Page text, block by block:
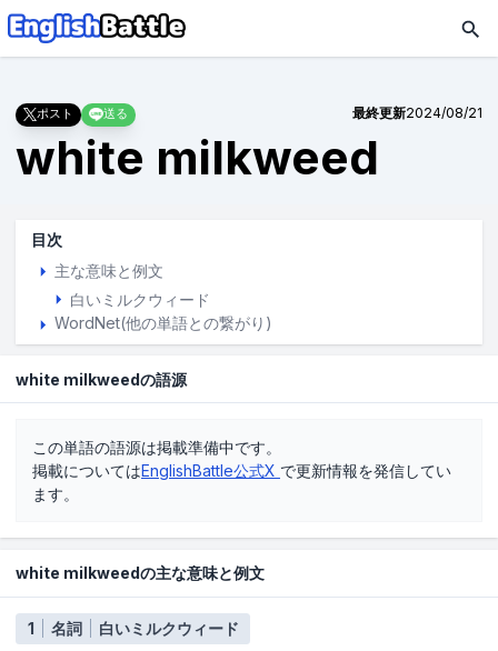
ポスト 送る 最終更新2024/08/21
white milkweed
目次
主な意味と例文
白いミルクウィード
WordNet(他の単語との繋がり)
white milkweedの語源
この単語の語源は掲載準備中です。
掲載についてはEnglishBattle公式X で更新情報を発信してい
ます。
white milkweedの主な意味と例文
1 名詞 白いミルクウィード